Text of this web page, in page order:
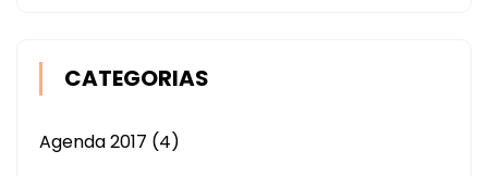
CATEGORIAS
Agenda 2017 (4)